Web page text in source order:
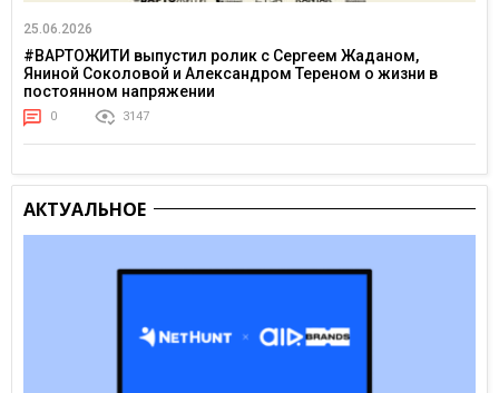
25.06.2026
#ВАРТОЖИТИ выпустил ролик с Сергеем Жаданом,
Яниной Соколовой и Александром Тереном о жизни в
постоянном напряжении
0 3147
АКТУАЛЬНОЕ